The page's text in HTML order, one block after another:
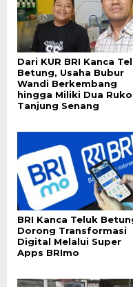
Dari KUR BRI Kanca
Betung, Usaha Bubur
Wandi Berkembang
hingga Miliki Dua
Tanjung Senang
BRI Kanca Teluk
Dorong Transformasi
Digital Melalui Super
Apps BRImo